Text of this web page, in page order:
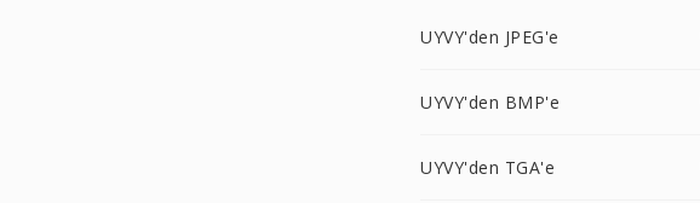
UYVY'den JPEG'e
UYVY'den BMP'e
UYVY'den TGA'e